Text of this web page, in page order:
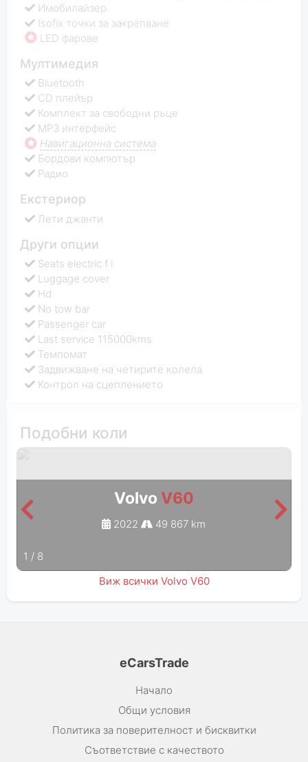
Имобилайзер
Isofix точки за закрепване
LED фарове
Мултимедия
Bluetooth
CD плейър
Комплект за свободни ръце
MP3 интерфейс
Навигационна система
Бордови компютър
Радио
Екстериор
Лети джанти
Други опции
Seats electric f l
Luggage cover
Hd
No tow bar
Passenger car
Last service 115000kms
Темпомат
Задвижване на четирите колела
Контрол на сцеплението
Подобни коли
Volvo V60
2022 49 867 km
1 / 8
Виж всички Volvo V60
eCarsTrade
Начало
Общи условия
Политика за поверителност и бисквитки
Съответствие с качеството